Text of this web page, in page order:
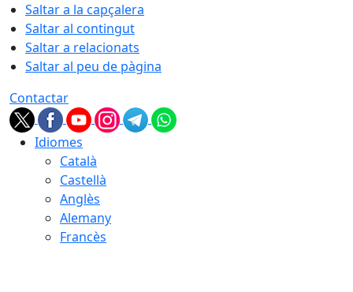
Saltar a la capçalera
Saltar al contingut
Saltar a relacionats
Saltar al peu de pàgina
Contactar
Idiomes
Català
Castellà
Anglès
Alemany
Francès